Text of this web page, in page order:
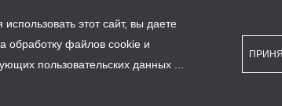
офертой
этот сайт, вы даете
обработку файлов cookie и
пользовательских данных